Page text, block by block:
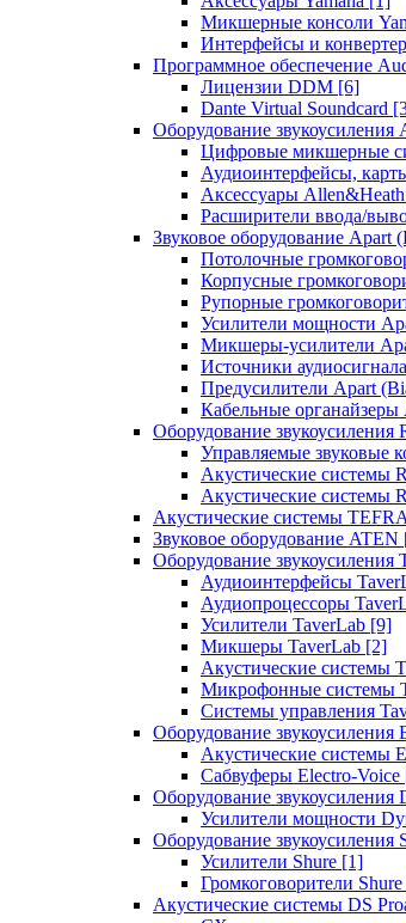
Микшерные консоли
Интерфейсы и
Программное обеспечение
Лицензии DDM [6]
Dante Virtual Soundcard
Оборудование звукоусиления
Цифровые микшерные
Аудиоинтерфейсы,
Аксессуары Allen&Heath
Расширители ввода/
Звуковое оборудование Apart
Потолочные
Корпусные
Рупорные
Усилители мощности
Микшеры-усилители
Источники
Предусилители Apart
Кабельные
Оборудование звукоусиления
Управляемые звуковые
Акустические системы
Акустические системы
Акустические системы TEFRA
Звуковое оборудование ATEN
Оборудование звукоусиления
Аудиоинтерфейсы
Аудиопроцессоры
Усилители TaverLab [9]
Микшеры TaverLab [2]
Акустические системы
Микрофонные системы
Системы управления
Оборудование звукоусиления
Акустические системы
Сабвуферы Electro-Voice
Оборудование звукоусиления
Усилители мощности
Оборудование звукоусиления
Усилители Shure [1]
Громкоговорители Shure
Акустические системы DS